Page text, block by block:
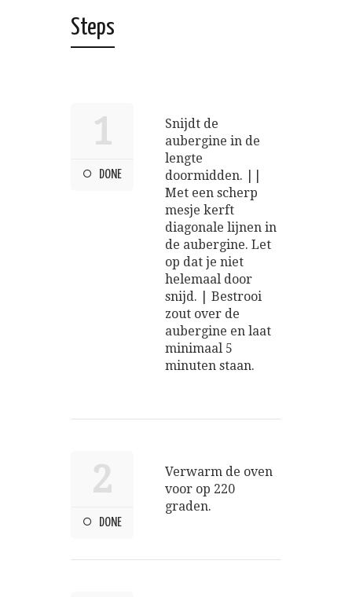
Steps
1
DONE
Snijdt de
aubergine in de
lengte
doormidden. ||
Met een scherp
mesje kerft
diagonale lijnen in
de aubergine. Let
op dat je niet
helemaal door
snijd. | Bestrooi
zout over de
aubergine en laat
minimaal 5
minuten staan.
2
DONE
Verwarm de oven
voor op 220
graden.